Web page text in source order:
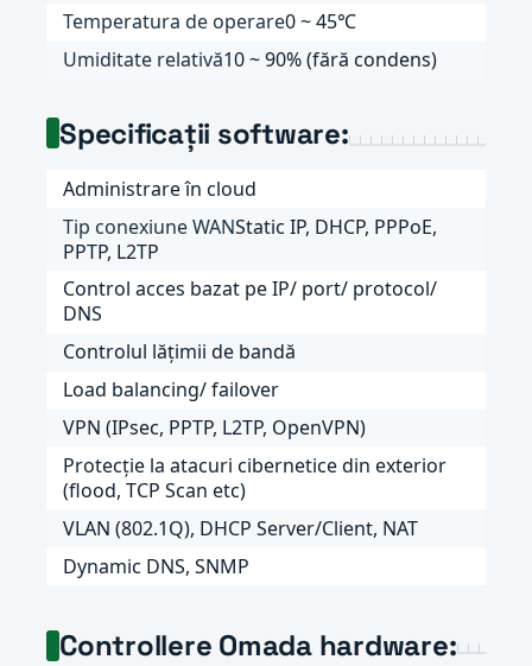
Temperatura de operare0 ~ 45℃
Umiditate relativă10 ~ 90% (fără condens)
Specificații software:
Administrare în cloud
Tip conexiune WANStatic IP, DHCP, PPPoE,
PPTP, L2TP
Control acces bazat pe IP/ port/ protocol/
DNS
Controlul lățimii de bandă
Load balancing/ failover
VPN (IPsec, PPTP, L2TP, OpenVPN)
Protecție la atacuri cibernetice din exterior
(flood, TCP Scan etc)
VLAN (802.1Q), DHCP Server/Client, NAT
Dynamic DNS, SNMP
Controllere Omada hardware: